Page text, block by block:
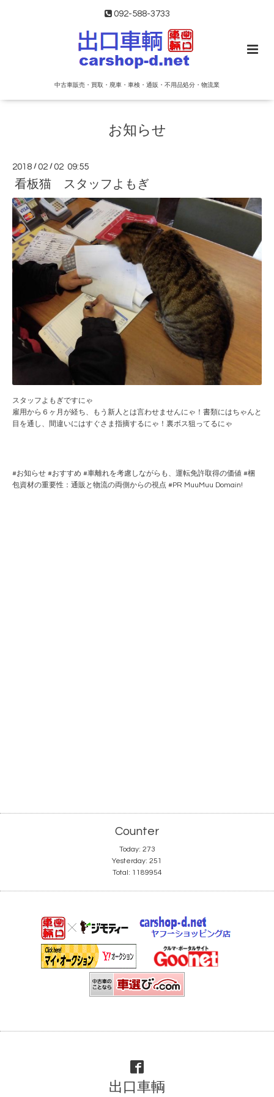
092-588-3733
中古車販売・買取・廃車・車検・通販・不用品処分・物流業
お知らせ
2018 /02 /02 09:55
看板猫 スタッフよもぎ
スタッフよもぎですにゃ
雇用から６ヶ月が経ち、もう新人とは言わせませんにゃ！書類にはちゃんと
目を通し、間違いにはすぐさま指摘するにゃ！裏ボス狙ってるにゃ
#お知らせ #おすすめ #車離れを考慮しながらも、運転免許取得の価値 #梱
包資材の重要性：通販と物流の両側からの視点 #PR MuuMuu Domain!
Counter
Today: 273
Yesterday: 251
Total: 1189954
出口車輌